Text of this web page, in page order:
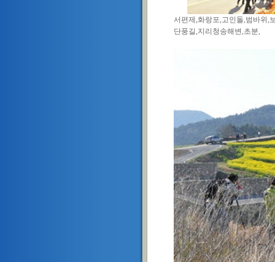
서편제,화랑포,고인돌,범바위,
단풍길,지리청송해변,초분,